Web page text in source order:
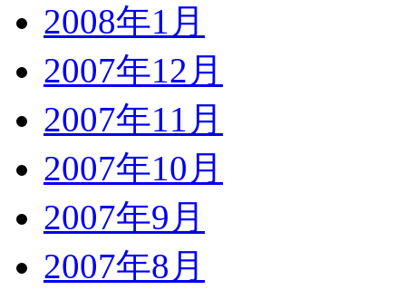
2008年1月
2007年12月
2007年11月
2007年10月
2007年9月
2007年8月